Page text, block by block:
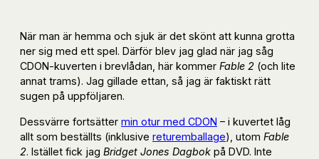
När man är hemma och sjuk är det skönt att kunna grotta
ner sig med ett spel. Därför blev jag glad när jag såg
CDON-kuverten i brevlådan, här kommer Fable 2 (och lite
annat trams). Jag gillade ettan, så jag är faktiskt rätt
sugen på uppföljaren.
Dessvärre fortsätter min otur med CDON – i kuvertet låg
allt som beställts (inklusive returemballage), utom Fable
2. Istället fick jag Bridget Jones Dagbok på DVD. Inte